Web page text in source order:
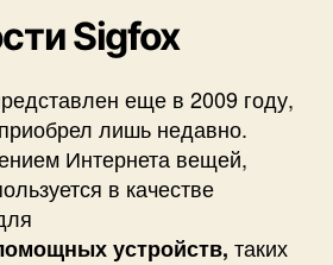
Sigfox
еще в 2009 году,
лишь недавно.
Интернета вещей,
в качестве
устройств, таких